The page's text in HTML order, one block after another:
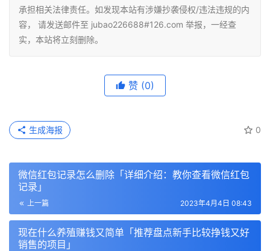
承担相关法律责任。如发现本站有涉嫌抄袭侵权/违法违规的内
容， 请发送邮件至 jubao226688#126.com 举报，一经查
实，本站将立刻删除。
赞 (0)
0
生成海报
微信红包记录怎么删除「详细介绍：教你查看微信红包
记录」
上一篇 2023年4月4日 08:43
现在什么养殖赚钱又简单「推荐盘点新手比较挣钱又好
销售的项目」